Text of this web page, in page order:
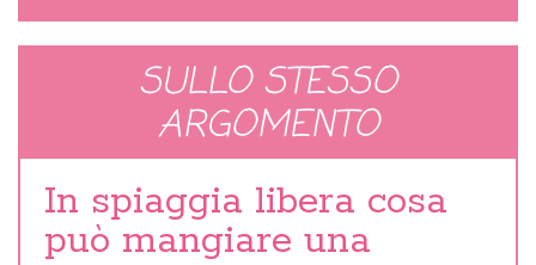
SULLO STESSO
ARGOMENTO
In spiaggia libera cosa
può mangiare una